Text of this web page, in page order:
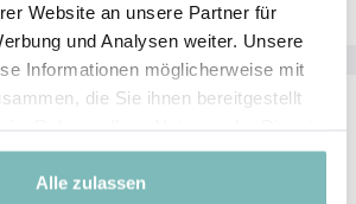
Website an unsere Partner für
und Analysen weiter. Unsere
Informationen möglicherweise mit
die Sie ihnen bereitgestellt
Alle zulassen
LEAF JUICE